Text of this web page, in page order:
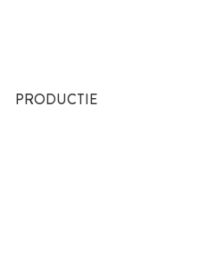
PRODUCTIE